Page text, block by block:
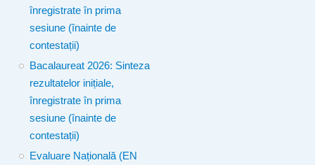
înregistrate în prima
sesiune (înainte de
contestații)
Bacalaureat 2026: Sinteza
rezultatelor inițiale,
înregistrate în prima
sesiune (înainte de
contestații)
Evaluare Națională (EN